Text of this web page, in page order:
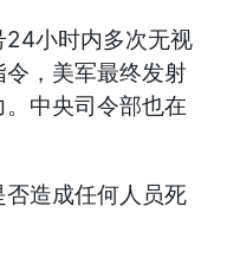
小时内多次无视
，美军最终发射
中央司令部也在
造成任何人员死